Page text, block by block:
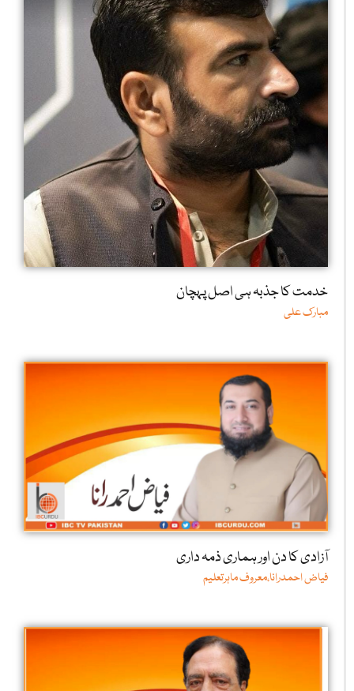
خدمت کا جذبہ ہی اصل پہچان
مبارک علی
آزادی کا دن اور ہماری ذمہ داری
فیاض احمدرانا،معروف ماہرتعلیم